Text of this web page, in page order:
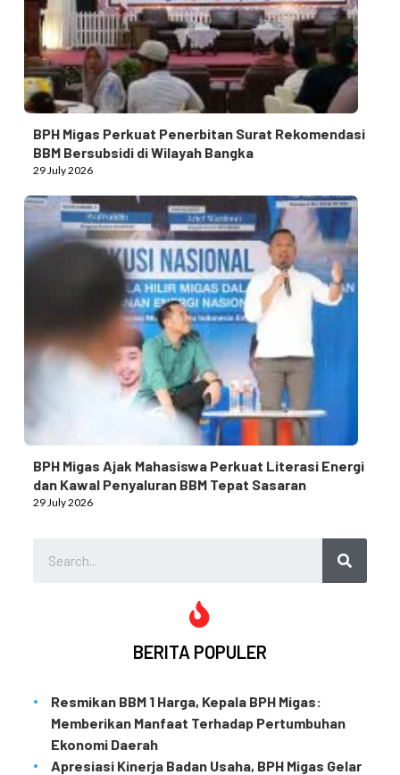
BPH Migas Perkuat Penerbitan Surat Rekomendasi
BBM Bersubsidi di Wilayah Bangka
29 July 2026
BPH Migas Ajak Mahasiswa Perkuat Literasi Energi
dan Kawal Penyaluran BBM Tepat Sasaran
29 July 2026
BERITA POPULER
Resmikan BBM 1 Harga, Kepala BPH Migas:
Memberikan Manfaat Terhadap Pertumbuhan
Ekonomi Daerah
Apresiasi Kinerja Badan Usaha, BPH Migas Gelar